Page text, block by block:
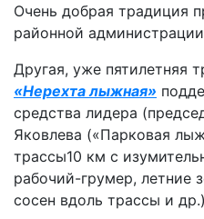
Очень добрая традиция
районной
Другая, уже пятилетняя
«Нерехта лыжная»
средства лидера
Яковлева («Парковая
трассы10 км с
рабочий-грумер, летние
сосен вдоль трассы и